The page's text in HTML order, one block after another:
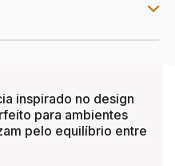
inspirado no design
para ambientes
pelo equilíbrio entre